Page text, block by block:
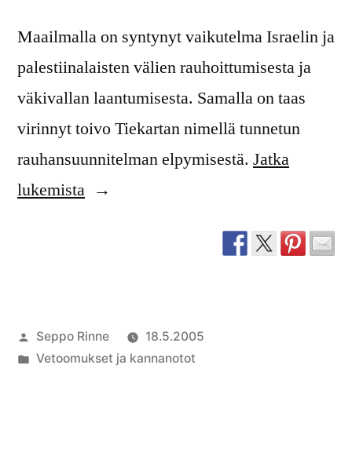
Maailmalla on syntynyt vaikutelma Israelin ja
palestiinalaisten välien rauhoittumisesta ja
väkivallan laantumisesta. Samalla on taas
virinnyt toivo Tiekartan nimellä tunnetun
rauhansuunnitelman elpymisestä. Jatka
lukemista”Vetoomus
Artikkelin
julkaisija
Seppo Rinne
18.5.2005
Julkaistu
Vetoomukset ja kannanotot